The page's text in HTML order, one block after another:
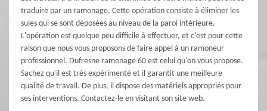
traduire par un ramonage. Cette opération consiste à éliminer les
suies qui se sont déposées au niveau de la paroi intérieure.
L'opération est quelque peu difficile à effectuer, et c'est pour cette
raison que nous vous proposons de faire appel à un ramoneur
professionnel. Dufresne ramonage 60 est celui qu'on vous propose.
Sachez qu'il est très expérimenté et il garantit une meilleure
qualité de travail. De plus, il dispose des matériels appropriés pour
ses interventions. Contactez-le en visitant son site web.